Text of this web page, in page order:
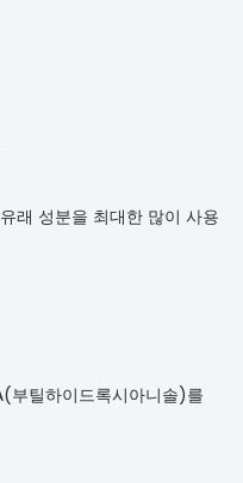
래 성분을 최대한 많이 사용
부틸하이드록시아니솔)를